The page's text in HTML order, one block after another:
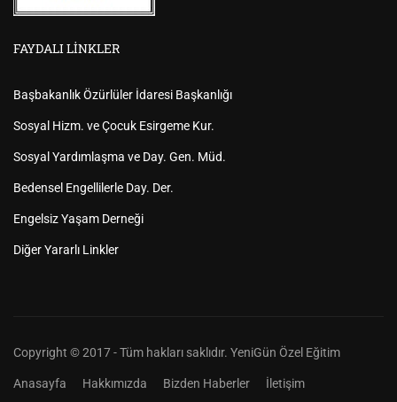
FAYDALI LINKLER
Başbakanlık Özürlüler İdaresi Başkanlığı
Sosyal Hizm. ve Çocuk Esirgeme Kur.
Sosyal Yardımlaşma ve Day. Gen. Müd.
Bedensel Engellilerle Day. Der.
Engelsiz Yaşam Derneği
Diğer Yararlı Linkler
Copyright © 2017 - Tüm hakları saklıdır. YeniGün Özel Eğitim
Anasayfa Hakkımızda Bizden Haberler İletişim